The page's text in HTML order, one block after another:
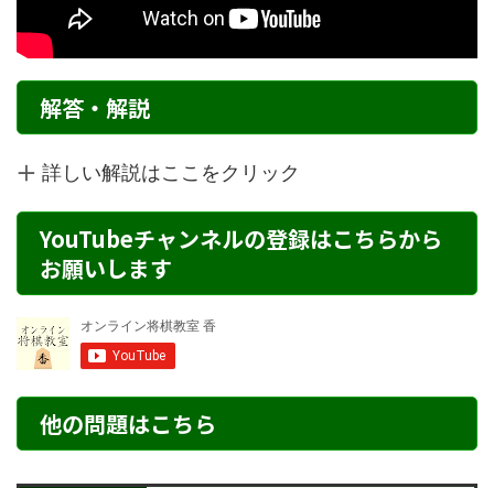
解答・解説
詳しい解説はここをクリック
YouTubeチャンネルの登録はこちらから
お願いします
他の問題はこちら